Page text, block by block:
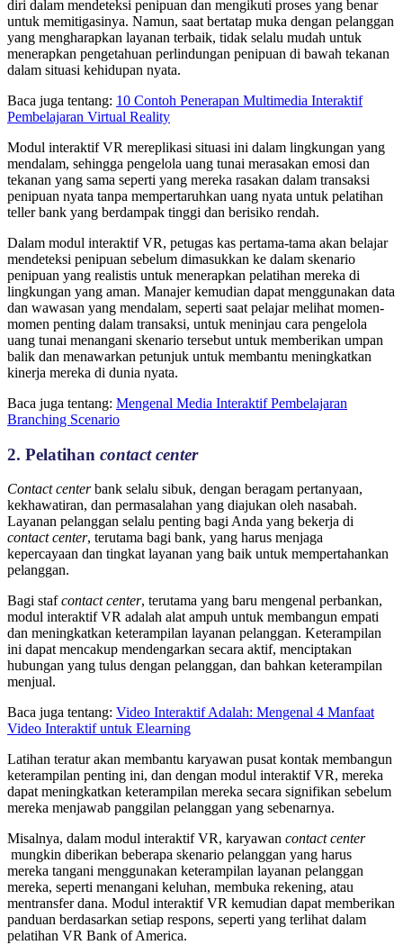
diri dalam mendeteksi penipuan dan mengikuti proses yang benar
untuk memitigasinya. Namun, saat bertatap muka dengan pelanggan
yang mengharapkan layanan terbaik, tidak selalu mudah untuk
menerapkan pengetahuan perlindungan penipuan di bawah tekanan
dalam situasi kehidupan nyata.
Baca juga tentang: 10 Contoh Penerapan Multimedia Interaktif
Pembelajaran Virtual Reality
Modul interaktif VR mereplikasi situasi ini dalam lingkungan yang
mendalam, sehingga pengelola uang tunai merasakan emosi dan
tekanan yang sama seperti yang mereka rasakan dalam transaksi
penipuan nyata tanpa mempertaruhkan uang nyata untuk pelatihan
teller bank yang berdampak tinggi dan berisiko rendah.
Dalam modul interaktif VR, petugas kas pertama-tama akan belajar
mendeteksi penipuan sebelum dimasukkan ke dalam skenario
penipuan yang realistis untuk menerapkan pelatihan mereka di
lingkungan yang aman. Manajer kemudian dapat menggunakan data
dan wawasan yang mendalam, seperti saat pelajar melihat momen-
momen penting dalam transaksi, untuk meninjau cara pengelola
uang tunai menangani skenario tersebut untuk memberikan umpan
balik dan menawarkan petunjuk untuk membantu meningkatkan
kinerja mereka di dunia nyata.
Baca juga tentang: Mengenal Media Interaktif Pembelajaran
Branching Scenario
2. Pelatihan contact center
Contact centerbank selalu sibuk, dengan beragam pertanyaan,
kekhawatiran, dan permasalahan yang diajukan oleh nasabah.
Layanan pelanggan selalu penting bagi Anda yang bekerja di
contact center, terutama bagi bank, yang harus menjaga
kepercayaan dan tingkat layanan yang baik untuk mempertahankan
pelanggan.
Bagi stafcontact center, terutama yang baru mengenal perbankan,
modul interaktif VR adalah alat ampuh untuk membangun empati
dan meningkatkan keterampilan layanan pelanggan. Keterampilan
ini dapat mencakup mendengarkan secara aktif, menciptakan
hubungan yang tulus dengan pelanggan, dan bahkan keterampilan
menjual.
Baca juga tentang: Video Interaktif Adalah: Mengenal 4 Manfaat
Video Interaktif untuk Elearning
Latihan teratur akan membantu karyawan pusat kontak membangun
keterampilan penting ini, dan dengan modul interaktif VR, mereka
dapat meningkatkan keterampilan mereka secara signifikan sebelum
mereka menjawab panggilan pelanggan yang sebenarnya.
Misalnya, dalam modul interaktif VR, karyawan contact center
mungkin diberikan beberapa skenario pelanggan yang harus
mereka tangani menggunakan keterampilan layanan pelanggan
mereka, seperti menangani keluhan, membuka rekening, atau
mentransfer dana. Modul interaktif VR kemudian dapat memberikan
panduan berdasarkan setiap respons, seperti yang terlihat dalam
pelatihan VR Bank of America.